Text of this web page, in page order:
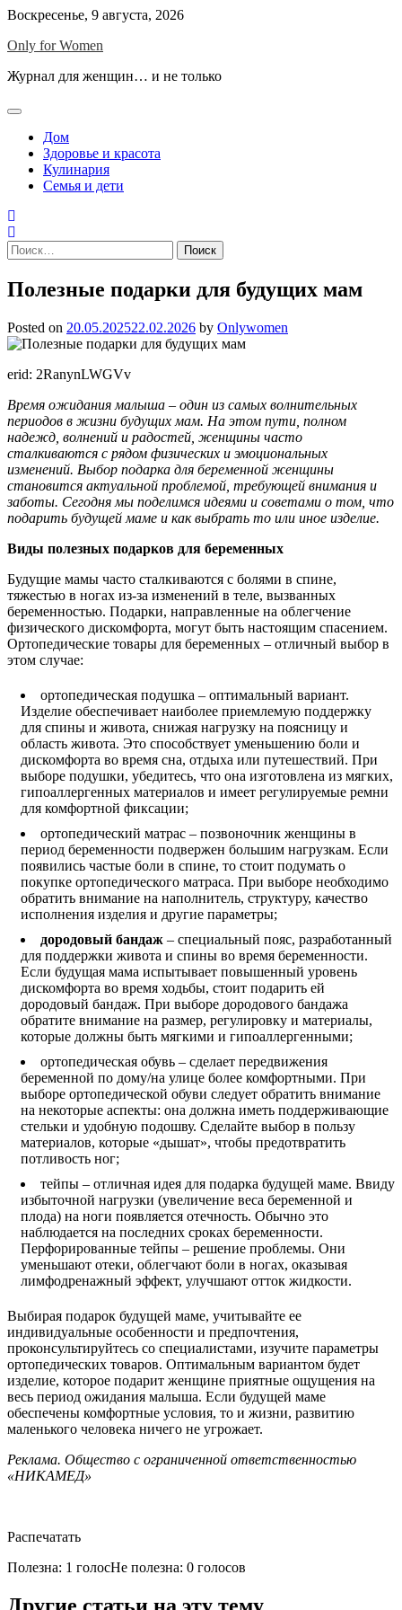
Skip
content
Воскресенье, 9 августа, 2026
Only for Women
Журнал для женщин… и не только
Дом
Здоровье и красота
Кулинария
Семья и дети
Найти:
Полезные подарки для будущих мам
Posted on 20.05.202522.02.2026 by Onlywomen
erid: 2RanynLWGVv
Время ожидания малыша – один из самых волнительных
периодов в жизни будущих мам. На этом пути, полном
надежд, волнений и радостей, женщины часто
сталкиваются с рядом физических и эмоциональных
изменений. Выбор подарка для беременной женщины
становится актуальной проблемой, требующей внимания и
заботы. Сегодня мы поделимся идеями и советами о том, что
подарить будущей маме и как выбрать то или иное изделие.
Виды полезных подарков для беременных
Будущие мамы часто сталкиваются с болями в спине,
тяжестью в ногах из-за изменений в теле, вызванных
беременностью. Подарки, направленные на облегчение
физического дискомфорта, могут быть настоящим спасением.
Ортопедические товары для беременных – отличный выбор в
этом случае:
ортопедическая подушка – оптимальный вариант.
Изделие обеспечивает наиболее приемлемую поддержку
для спины и живота, снижая нагрузку на поясницу и
область живота. Это способствует уменьшению боли и
дискомфорта во время сна, отдыха или путешествий. При
выборе подушки, убедитесь, что она изготовлена из мягких,
гипоаллергенных материалов и имеет регулируемые ремни
для комфортной фиксации;
ортопедический матрас – позвоночник женщины в
период беременности подвержен большим нагрузкам. Если
появились частые боли в спине, то стоит подумать о
покупке ортопедического матраса. При выборе необходимо
обратить внимание на наполнитель, структуру, качество
исполнения изделия и другие параметры;
дородовый бандаж – специальный пояс, разработанный
для поддержки живота и спины во время беременности.
Если будущая мама испытывает повышенный уровень
дискомфорта во время ходьбы, стоит подарить ей
дородовый бандаж. При выборе дородового бандажа
обратите внимание на размер, регулировку и материалы,
которые должны быть мягкими и гипоаллергенными;
ортопедическая обувь – сделает передвижения
беременной по дому/на улице более комфортными. При
выборе ортопедической обуви следует обратить внимание
на некоторые аспекты: она должна иметь поддерживающие
стельки и удобную подошву. Сделайте выбор в пользу
материалов, которые «дышат», чтобы предотвратить
потливость ног;
тейпы – отличная идея для подарка будущей маме. Ввиду
избыточной нагрузки (увеличение веса беременной и
плода) на ноги появляется отечность. Обычно это
наблюдается на последних сроках беременности.
Перфорированные тейпы – решение проблемы. Они
уменьшают отеки, облегчают боли в ногах, оказывая
лимфодренажный эффект, улучшают отток жидкости.
Выбирая подарок будущей маме, учитывайте ее
индивидуальные особенности и предпочтения,
проконсультируйтесь со специалистами, изучите параметры
ортопедических товаров. Оптимальным вариантом будет
изделие, которое подарит женщине приятные ощущения на
весь период ожидания малыша. Если будущей маме
обеспечены комфортные условия, то и жизни, развитию
маленького человека ничего не угрожает.
Реклама. Общество с ограниченной ответственностью
«НИКАМЕД»
Распечатать
Полезна: 1 голосНе полезна: 0 голосов
Другие статьи на эту тему